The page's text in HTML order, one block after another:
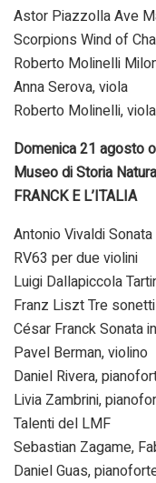
Astor Piazzolla Ave
Scorpions Wind of
Roberto Molinelli
Anna Serova, viola
Roberto Molinelli, viola
Domenica 21 agosto
Museo di Storia
FRANCK E L’ITALIA
Antonio Vivaldi
RV63 per due violini
Luigi Dallapiccola
Franz Liszt Tre
César Franck Sonata
Pavel Berman, violino
Daniel Rivera,
Livia Zambrini,
Talenti del LMF
Sebastian Zagame,
Daniel Guas,